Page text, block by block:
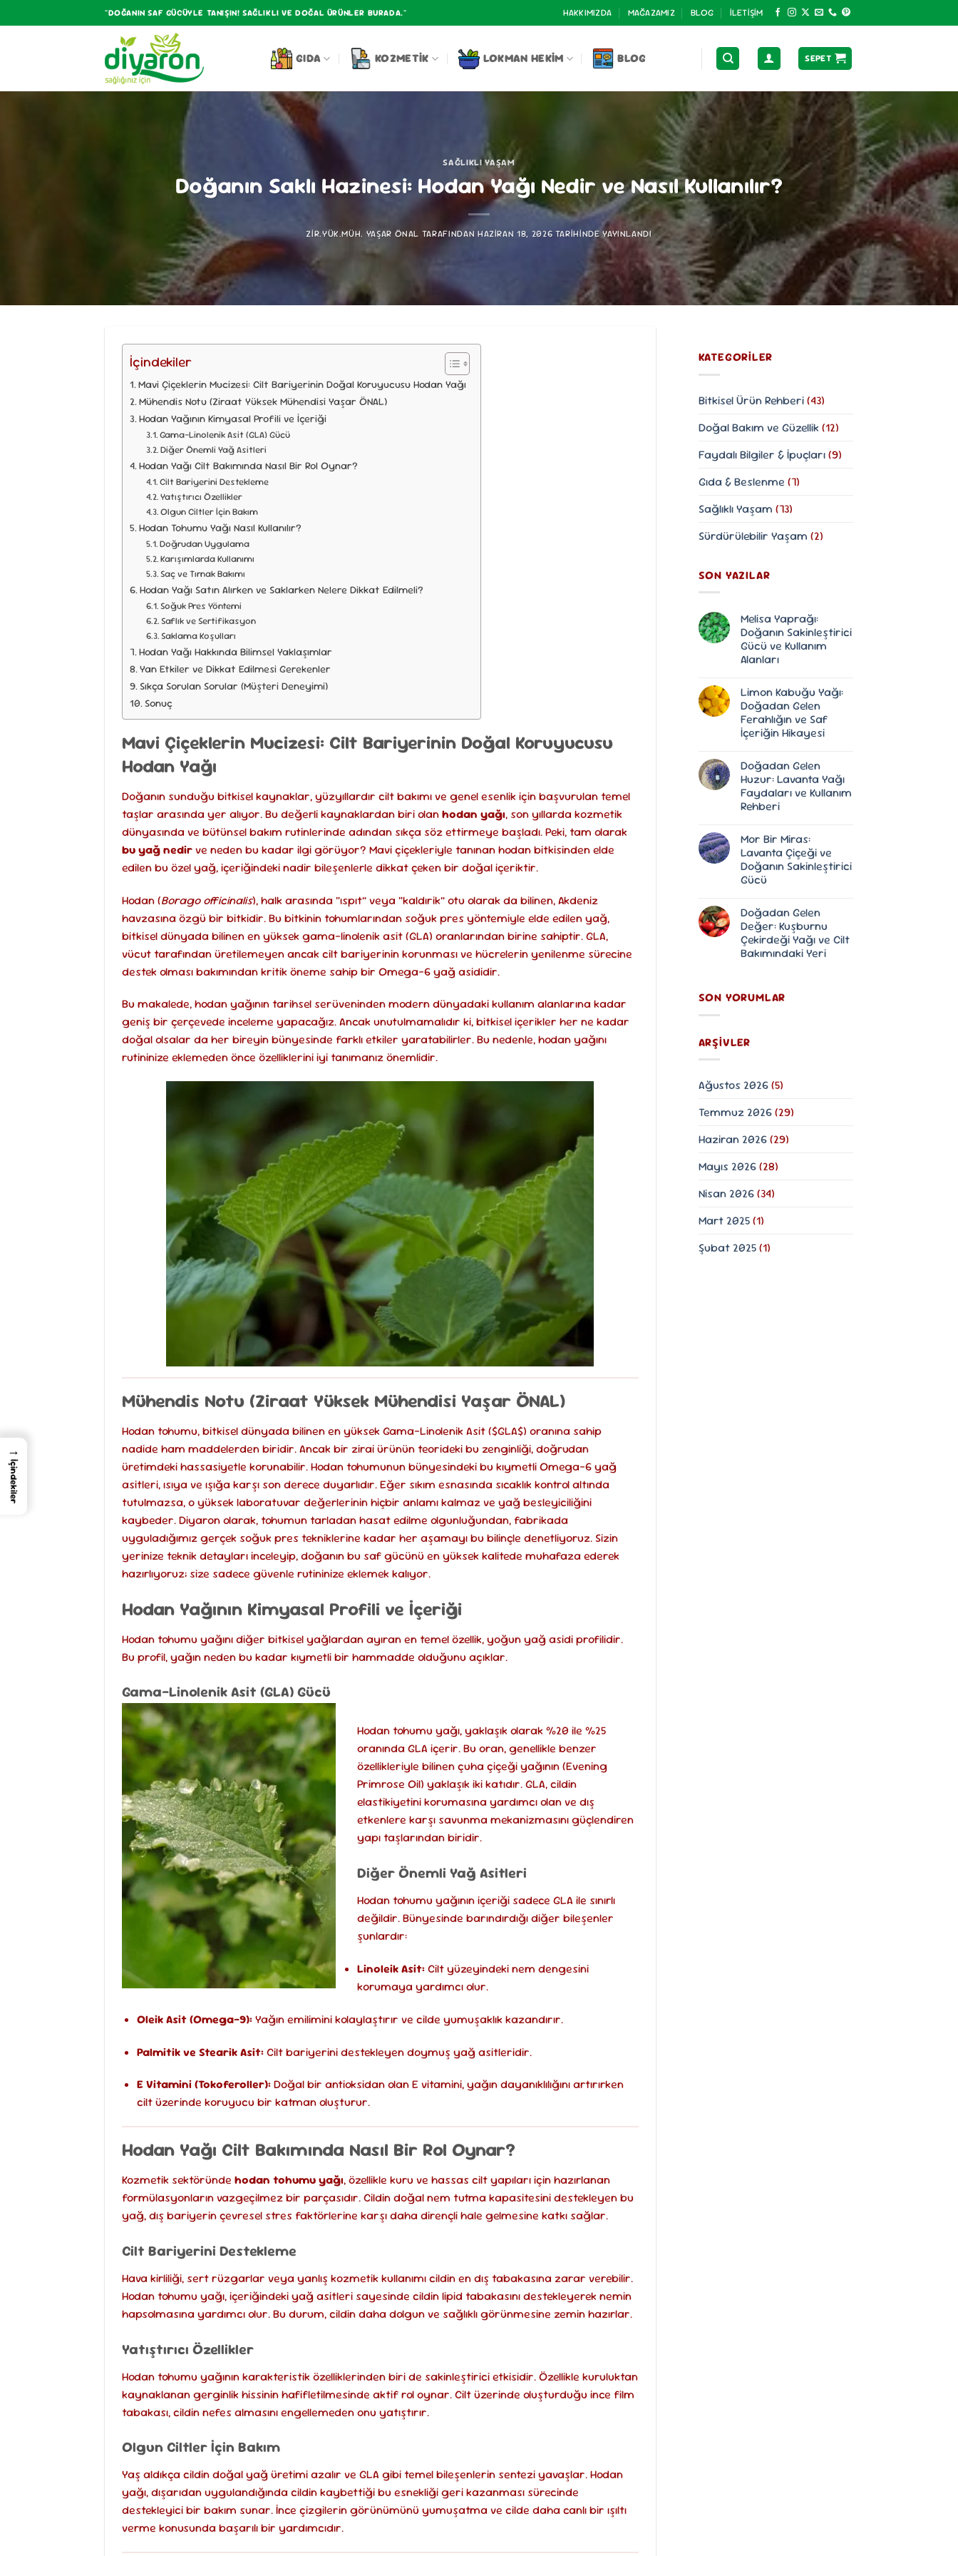
atla
"DOĞANIN SAF GÜCÜYLE TANIŞIN! SAĞLIKLI VE DOĞAL ÜRÜNLER BURADA." HAKKIMIZDA MAĞAZAMIZ BLOG İLETIŞIM
GIDA KOZMETIK LOKMAN HEKIM BLOG SEPET
SAĞLIKLI YAŞAM
Doğanın Saklı Hazinesi: Hodan Yağı Nedir ve Nasıl Kullanılır?
ZIR.YÜK.MÜH. YAŞAR ÖNAL TARAFINDAN HAZIRAN 18, 2026 TARIHINDE YAYINLANDI
İçindekiler
Mavi Çiçeklerin Mucizesi: Cilt Bariyerinin Doğal Koruyucusu Hodan Yağı
Mühendis Notu (Ziraat Yüksek Mühendisi Yaşar ÖNAL)
Hodan Yağının Kimyasal Profili ve İçeriği
Gama-Linolenik Asit (GLA) Gücü
Diğer Önemli Yağ Asitleri
Hodan Yağı Cilt Bakımında Nasıl Bir Rol Oynar?
Cilt Bariyerini Destekleme
Yatıştırıcı Özellikler
Olgun Ciltler İçin Bakım
Hodan Tohumu Yağı Nasıl Kullanılır?
Doğrudan Uygulama
Karışımlarda Kullanımı
Saç ve Tırnak Bakımı
Hodan Yağı Satın Alırken ve Saklarken Nelere Dikkat Edilmeli?
Soğuk Pres Yöntemi
Saflık ve Sertifikasyon
Saklama Koşulları
Hodan Yağı Hakkında Bilimsel Yaklaşımlar
Yan Etkiler ve Dikkat Edilmesi Gerekenler
Sıkça Sorulan Sorular (Müşteri Deneyimi)
Sonuç
Mavi Çiçeklerin Mucizesi: Cilt Bariyerinin Doğal Koruyucusu
Hodan Yağı
Doğanın sunduğu bitkisel kaynaklar, yüzyıllardır cilt bakımı ve genel esenlik için başvurulan temel
taşlar arasında yer alıyor. Bu değerli kaynaklardan biri olanhodan yağı, son yıllarda kozmetik
dünyasında ve bütünsel bakım rutinlerinde adından sıkça söz ettirmeye başladı. Peki, tam olarak
bu yağ nedirve neden bu kadar ilgi görüyor? Mavi çiçekleriyle tanınan hodan bitkisinden elde
edilen bu özel yağ, içeriğindeki nadir bileşenlerle dikkat çeken bir doğal içeriktir.
Hodan (Borago officinalis), halk arasında “ıspıt” veya “kaldırik” otu olarak da bilinen, Akdeniz
havzasına özgü bir bitkidir. Bu bitkinin tohumlarından soğuk pres yöntemiyle elde edilen yağ,
bitkisel dünyada bilinen en yüksek gama-linolenik asit (GLA) oranlarından birine sahiptir. GLA,
vücut tarafından üretilemeyen ancak cilt bariyerinin korunması ve hücrelerin yenilenme sürecine
destek olması bakımından kritik öneme sahip bir Omega-6 yağ asididir.
Bu makalede, hodan yağının tarihsel serüveninden modern dünyadaki kullanım alanlarına kadar
geniş bir çerçevede inceleme yapacağız. Ancak unutulmamalıdır ki, bitkisel içerikler her ne kadar
doğal olsalar da her bireyin bünyesinde farklı etkiler yaratabilirler. Bu nedenle, hodan yağını
rutininize eklemeden önce özelliklerini iyi tanımanız önemlidir.
Mühendis Notu (Ziraat Yüksek Mühendisi Yaşar ÖNAL)
Hodan tohumu, bitkisel dünyada bilinen en yüksek Gama-Linolenik Asit ($GLA$) oranına sahip
nadide ham maddelerden biridir. Ancak bir zirai ürünün teorideki bu zenginliği, doğrudan
üretimdeki hassasiyetle korunabilir. Hodan tohumunun bünyesindeki bu kıymetli Omega-6 yağ
asitleri, ısıya ve ışığa karşı son derece duyarlıdır. Eğer sıkım esnasında sıcaklık kontrol altında
tutulmazsa, o yüksek laboratuvar değerlerinin hiçbir anlamı kalmaz ve yağ besleyiciliğini
kaybeder. Diyaron olarak, tohumun tarladan hasat edilme olgunluğundan, fabrikada
uyguladığımız gerçek soğuk pres tekniklerine kadar her aşamayı bu bilinçle denetliyoruz. Sizin
yerinize teknik detayları inceleyip, doğanın bu saf gücünü en yüksek kalitede muhafaza ederek
hazırlıyoruz; size sadece güvenle rutininize eklemek kalıyor.
Hodan Yağının Kimyasal Profili ve İçeriği
Hodan tohumu yağını diğer bitkisel yağlardan ayıran en temel özellik, yoğun yağ asidi profilidir.
Bu profil, yağın neden bu kadar kıymetli bir hammadde olduğunu açıklar.
Gama-Linolenik Asit (GLA) Gücü
Hodan tohumu yağı, yaklaşık olarak %20 ile %25
oranında GLA içerir. Bu oran, genellikle benzer
özellikleriyle bilinen çuha çiçeği yağının (Evening
Primrose Oil) yaklaşık iki katıdır. GLA, cildin
elastikiyetini korumasına yardımcı olan ve dış
etkenlere karşı savunma mekanizmasını güçlendiren
yapı taşlarından biridir.
Diğer Önemli Yağ Asitleri
Hodan tohumu yağının içeriği sadece GLA ile sınırlı
değildir. Bünyesinde barındırdığı diğer bileşenler
şunlardır:
Linoleik Asit:Cilt yüzeyindeki nem dengesini
korumaya yardımcı olur.
Oleik Asit (Omega-9):Yağın emilimini kolaylaştırır ve cilde yumuşaklık kazandırır.
Palmitik ve Stearik Asit:Cilt bariyerini destekleyen doymuş yağ asitleridir.
E Vitamini (Tokoferoller):Doğal bir antioksidan olan E vitamini, yağın dayanıklılığını artırırken
cilt üzerinde koruyucu bir katman oluşturur.
Hodan Yağı Cilt Bakımında Nasıl Bir Rol Oynar?
Kozmetik sektöründe hodan tohumu yağı, özellikle kuru ve hassas cilt yapıları için hazırlanan
formülasyonların vazgeçilmez bir parçasıdır. Cildin doğal nem tutma kapasitesini destekleyen bu
yağ, dış bariyerin çevresel stres faktörlerine karşı daha dirençli hale gelmesine katkı sağlar.
Cilt Bariyerini Destekleme
Hava kirliliği, sert rüzgarlar veya yanlış kozmetik kullanımı cildin en dış tabakasına zarar verebilir.
Hodan tohumu yağı, içeriğindeki yağ asitleri sayesinde cildin lipid tabakasını destekleyerek nemin
hapsolmasına yardımcı olur. Bu durum, cildin daha dolgun ve sağlıklı görünmesine zemin hazırlar.
Yatıştırıcı Özellikler
Hodan tohumu yağının karakteristik özelliklerinden biri de sakinleştirici etkisidir. Özellikle kuruluktan
kaynaklanan gerginlik hissinin hafifletilmesinde aktif rol oynar. Cilt üzerinde oluşturduğu ince film
tabakası, cildin nefes almasını engellemeden onu yatıştırır.
Olgun Ciltler İçin Bakım
Yaş aldıkça cildin doğal yağ üretimi azalır ve GLA gibi temel bileşenlerin sentezi yavaşlar. Hodan
yağı, dışarıdan uygulandığında cildin kaybettiği bu esnekliği geri kazanması sürecinde
destekleyici bir bakım sunar. İnce çizgilerin görünümünü yumuşatma ve cilde daha canlı bir ışıltı
verme konusunda başarılı bir yardımcıdır.
KATEGORILER
Bitkisel Ürün Rehberi(43)
Doğal Bakım ve Güzellik (12)
Faydalı Bilgiler & İpuçları(9)
Gıda & Beslenme (7)
Sağlıklı Yaşam (73)
Sürdürülebilir Yaşam (2)
SON YAZILAR
Melisa Yaprağı:
Doğanın Sakinleştirici
Gücü ve Kullanım
Alanları
Melisa
Yaprağı:
Doğanın
Sakinleştirici
Gücü
ve
Limon Kabuğu Yağı:
Doğadan Gelen
Ferahlığın ve Saf
İçeriğin Hikayesi
Limon
Kabuğu
Yağı:
Doğadan
Gelen
Ferahlığın
İçeriğin
Hikayesi
Doğadan Gelen
Huzur: Lavanta Yağı
Faydaları ve Kullanım
Rehberi
Doğadan
Gelen
Huzur:
Lavanta
Yağı
Faydaları
Rehberi
Mor Bir Miras:
Lavanta Çiçeği ve
Doğanın Sakinleştirici
Gücü
Mor
Bir
Miras:
Lavanta
Çiçeği
ve
Doğadan Gelen
Değer: Kuşburnu
Çekirdeği Yağı ve Cilt
Bakımındaki Yeri
Gelen
Değer:
ve
SON YORUMLAR
ARŞIVLER
Ağustos 2026(5)
Temmuz 2026(29)
Haziran 2026(29)
Mayıs 2026(28)
Nisan 2026(34)
Mart 2025(1)
Şubat 2025(1)
→
İçindekiler